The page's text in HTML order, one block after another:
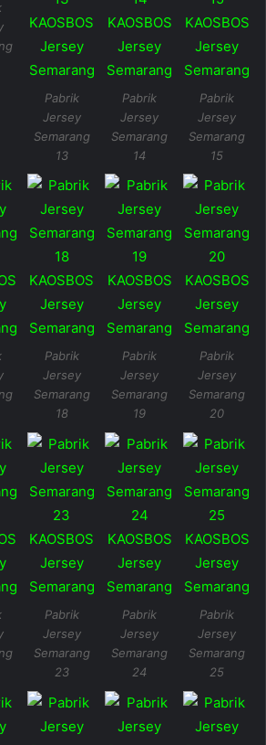
Pabrik
Jersey
Semarang
13
Pabrik
Jersey
Semarang
14
Pabrik
Jersey
Semarang
15
Pabrik
Jersey
Semarang
18
Pabrik
Jersey
Semarang
19
Pabrik
Jersey
Semarang
20
Pabrik
Jersey
Semarang
23
Pabrik
Jersey
Semarang
24
Pabrik
Jersey
Semarang
25